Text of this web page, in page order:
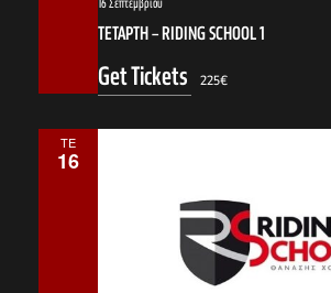
ΤΕΤΑΡΤΗ – RIDING SCHOOL 1
Get Tickets 225€
ΤΕ
16